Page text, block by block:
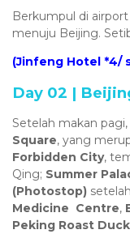
Berkumpul di
menuju Beijing.
(Jinfeng Hotel *4/
Day 02 |
Setelah makan
Square, yang
Forbidden City,
Qing; Summer
(Photostop)
Medicine Centre,
Peking Roast Duck